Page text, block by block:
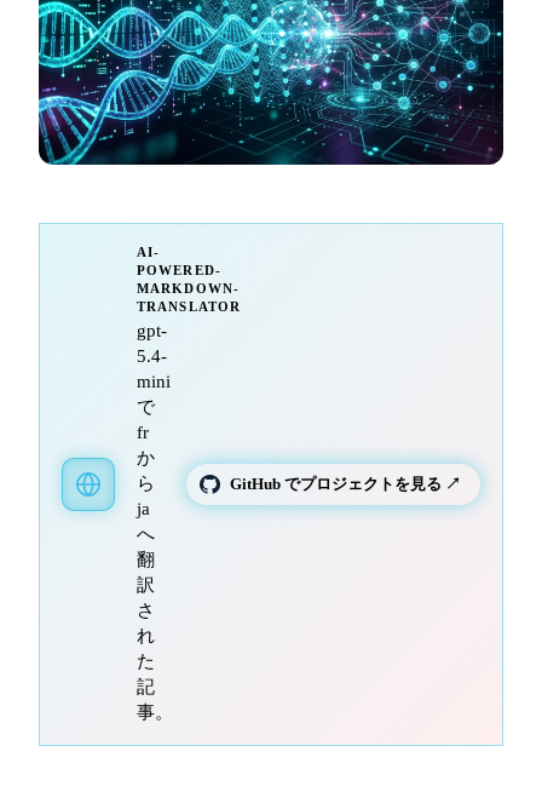
AI-
POWERED-
MARKDOWN-
TRANSLATOR
gpt-
5.4-
mini
で
fr
か
ら
ja
へ
翻
訳
さ
れ
た
記
事。
GitHub でプロジェクトを見る ↗